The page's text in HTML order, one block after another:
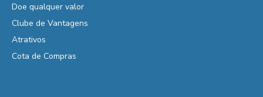
Doe qualquer valor
Clube de Vantagens
Atrativos
Cota de Compras